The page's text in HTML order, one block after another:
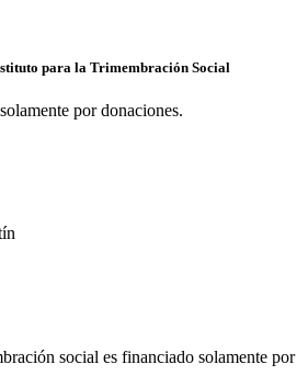
para la Trimembración Social
por donaciones.
social es financiado solamente por